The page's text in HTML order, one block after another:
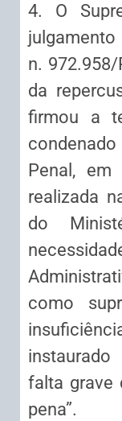
4. O
n.
da
firmou a
Penal,
realizada
do
como
falta grave
pena”.